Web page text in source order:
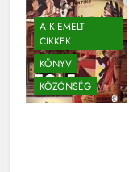
A KIEMELT
CIKKEK
KÖNYV
KÖZÖNSÉG